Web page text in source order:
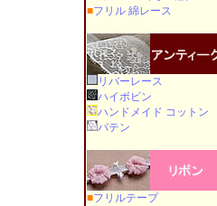
■フリル 綿レース
リバーレース
ハイボビン
ハンドメイド コットン
バテン
■フリルテープ